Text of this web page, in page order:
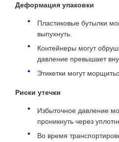
Деформация упаковки
Пластиковые бутылки
выпухнуть.
Контейнеры могут
давление превышает
Этикетки могут
Риски утечки
Избыточное давление
проникнуть через
Во время